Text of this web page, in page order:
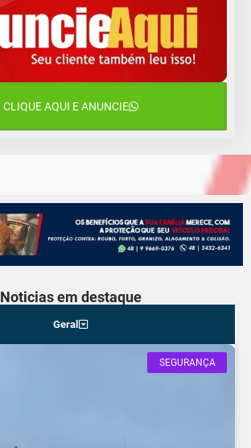
CLIQUE AQUI E ANUNCIE
Noticias em destaque
Geral
SEGURANÇA